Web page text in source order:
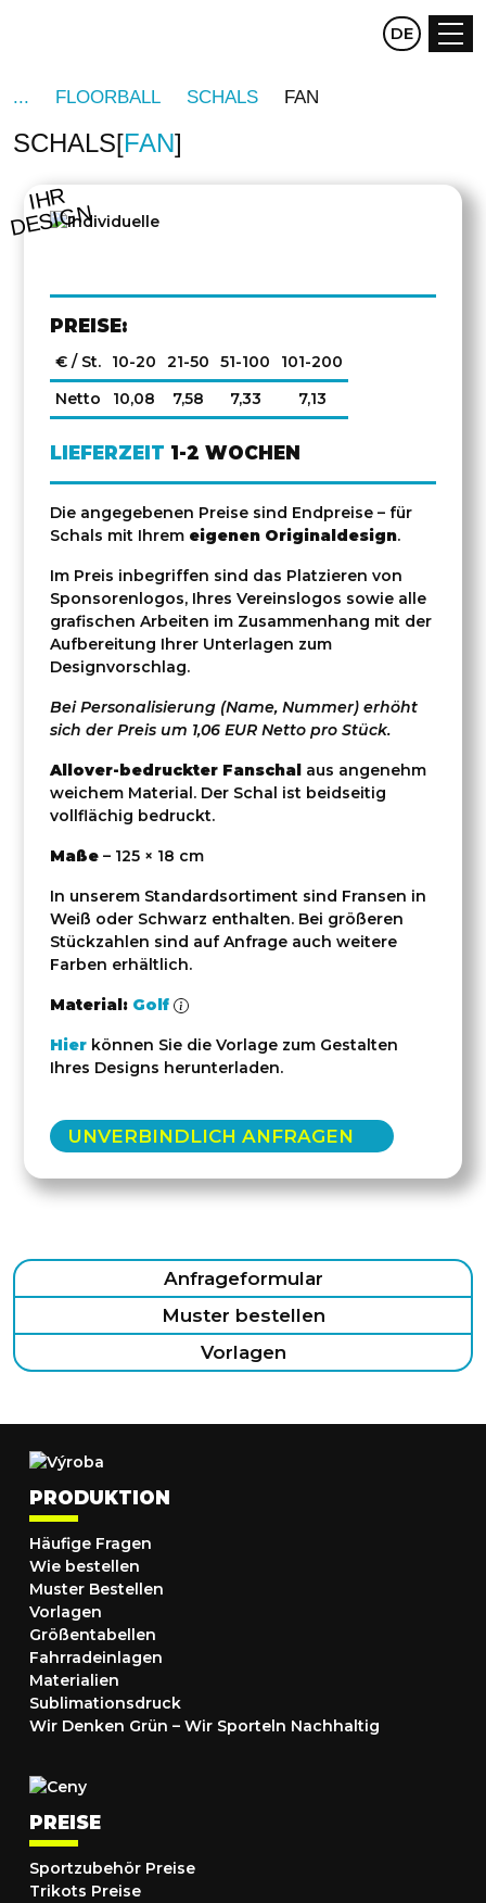
CZ EN
DE
FLOORBALL SCHALS FAN
SCHALS FAN
IHR
DESIGN
PREISE:
€ / St. 10-20 21-50 51-100
101-200
Netto
10,08 7,58 7,33 7,13
LIEFERZEIT 1-2 WOCHEN
Die angegebenen Preise sind Endpreise – für
Schals mit Ihrem eigenen Originaldesign.
Im Preis inbegriffen sind das Platzieren von
Sponsorenlogos, Ihres Vereinslogos sowie alle
grafischen Arbeiten im Zusammenhang mit der
Aufbereitung Ihrer Unterlagen zum
Designvorschlag.
Bei Personalisierung (Name, Nummer) erhöht
sich der Preis um 1,06 EUR Netto pro Stück.
Allover-bedruckter Fanschal aus angenehm
weichem Material. Der Schal ist beidseitig
vollflächig bedruckt.
Maße – 125 × 18 cm
In unserem Standardsortiment sind Fransen in
Weiß oder Schwarz enthalten. Bei größeren
Stückzahlen sind auf Anfrage auch weitere
Farben erhältlich.
Material: Golf
Hier können Sie die Vorlage zum Gestalten
Ihres Designs herunterladen.
UNVERBINDLICH ANFRAGEN
Anfrageformular
Muster bestellen
Vorlagen
PRODUKTION
Häufige Fragen
Wie bestellen
Muster Bestellen
Vorlagen
Größentabellen
Fahrradeinlagen
Materialien
Sublimationsdruck
Wir Denken Grün – Wir Sporteln Nachhaltig
PREISE
Sportzubehör Preise
Trikots Preise